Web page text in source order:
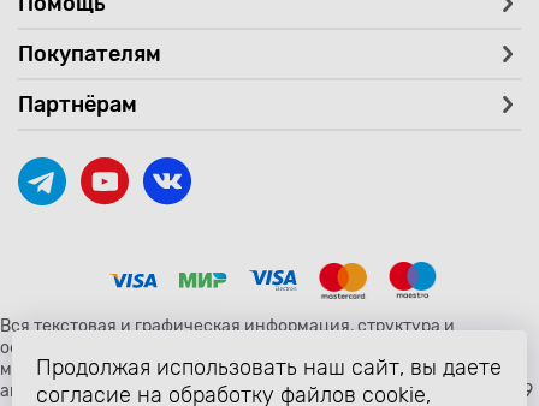
Покупателям
Партнёрам
Вся текстовая и графическая информация, структура и
оформление страницы avtozaryad.ru защищены российскими и
международными законами и соглашениями об охране
авторских прав и интеллектуальной собственности (статьи 1259
Продолжая использовать наш сайт, вы даете
согласие на обработку файлов cookie,